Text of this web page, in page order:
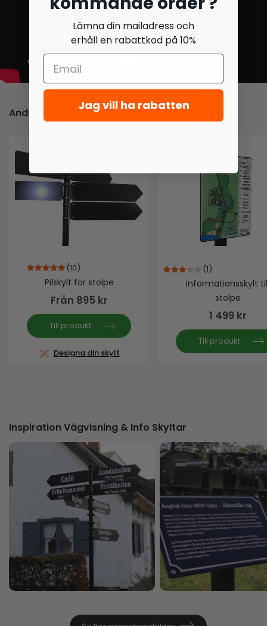
Andra kunder har även köpt
out of 5
(10)
Pilskylt för stolpe
Från 895 kr
Till produkt
Designa din skylt
out of 5
(1)
Informationsskylt
stolpe
1 499 kr
Till produkt
Inspiration Vägvisning & Info Skyltar
Lämna din mailadress och
erhåll en rabattkod på 10%
Jag vill ha rabatten